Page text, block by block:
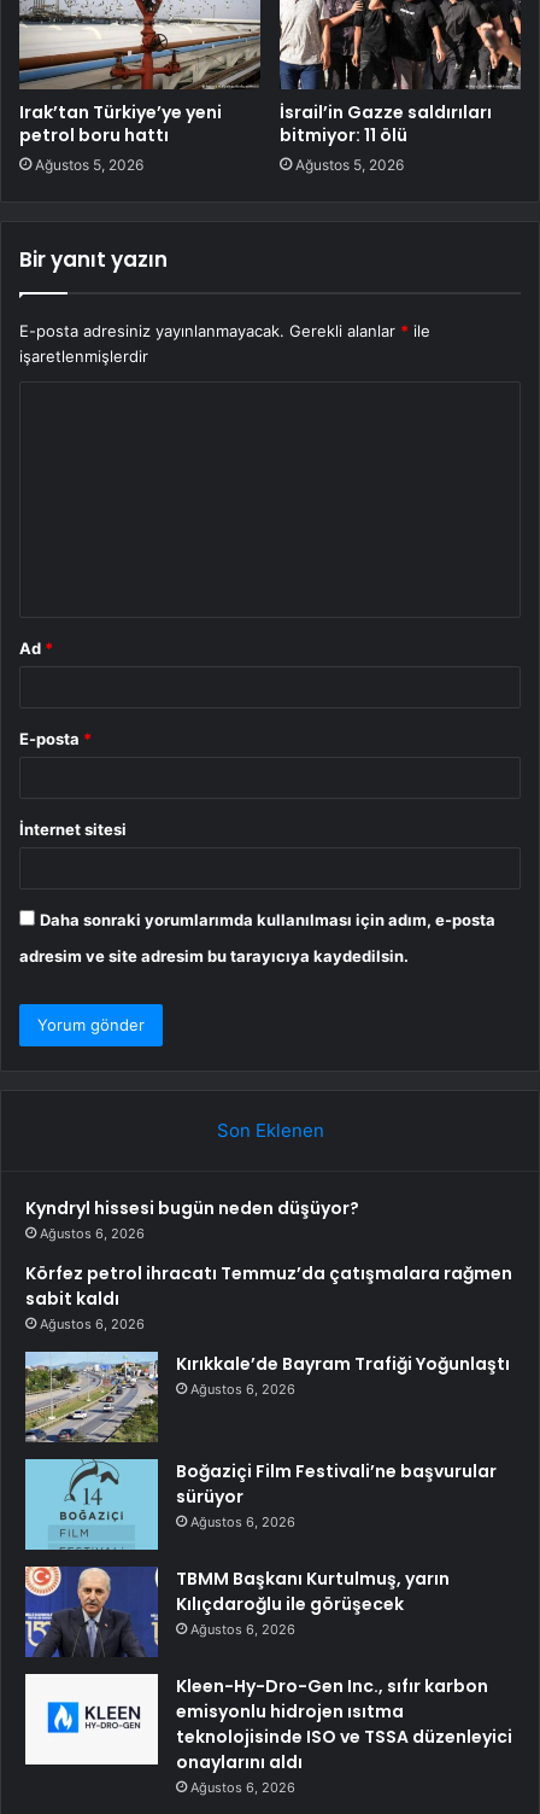
Irak’tan Türkiye’ye yeni
petrol boru hattı
Ağustos 5, 2026
İsrail’in Gazze saldırıları
bitmiyor: 11 ölü
Ağustos 5, 2026
Bir yanıt yazın
E-posta adresiniz yayınlanmayacak. Gerekli alanlar * ile
işaretlenmişlerdir
Ad *
E-posta *
İnternet sitesi
Daha sonraki yorumlarımda kullanılması için adım, e-posta
adresim ve site adresim bu tarayıcıya kaydedilsin.
Son Eklenen
Kyndryl hissesi bugün neden düşüyor?
Ağustos 6, 2026
Körfez petrol ihracatı Temmuz’da çatışmalara rağmen
sabit kaldı
Ağustos 6, 2026
Kırıkkale’de Bayram Trafiği Yoğunlaştı
Ağustos 6, 2026
Boğaziçi Film Festivali’ne başvurular
sürüyor
Ağustos 6, 2026
TBMM Başkanı Kurtulmuş, yarın
Kılıçdaroğlu ile görüşecek
Ağustos 6, 2026
Kleen-Hy-Dro-Gen Inc., sıfır karbon
emisyonlu hidrojen ısıtma
teknolojisinde ISO ve TSSA düzenleyici
onaylarını aldı
Ağustos 6, 2026